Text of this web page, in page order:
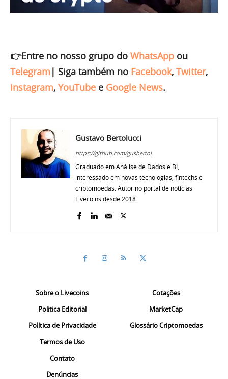
👉Entre no nosso grupo do WhatsApp ou
Telegram | Siga também no Facebook, Twitter,
Instagram, YouTube e Google News.
Gustavo Bertolucci
https://github.com/gusbertol
Graduado em Análise de Dados e BI,
interessado em novas tecnologias, fintechs e
criptomoedas. Autor no portal de notícias
Livecoins desde 2018.
Sobre o Livecoins
Politica Editorial
Política de Privacidade
Termos de Uso
Contato
Denúncias
Cotações
MarketCap
Glossário Criptomoedas